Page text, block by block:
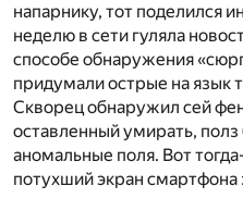
напарнику, тот поделился
неделю в сети гуляла
способе обнаружения
придумали острые на язык
Скворец обнаружил сей
оставленный умирать,
аномальные поля. Вот
потухший экран